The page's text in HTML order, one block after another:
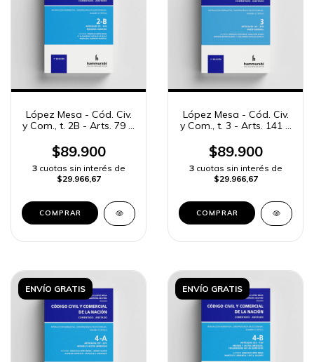
López Mesa - Cód. Civ.
y Com., t. 2B - Arts. 79 a
$89.900
3 cuotas sin interés de
$29.966,67
COMPRAR
López Mesa - Cód. Civ.
y Com., t. 3 - Arts. 141 a
$89.900
3 cuotas sin interés de
$29.966,67
COMPRAR
ENVÍO GRATIS ENVÍO GRATIS